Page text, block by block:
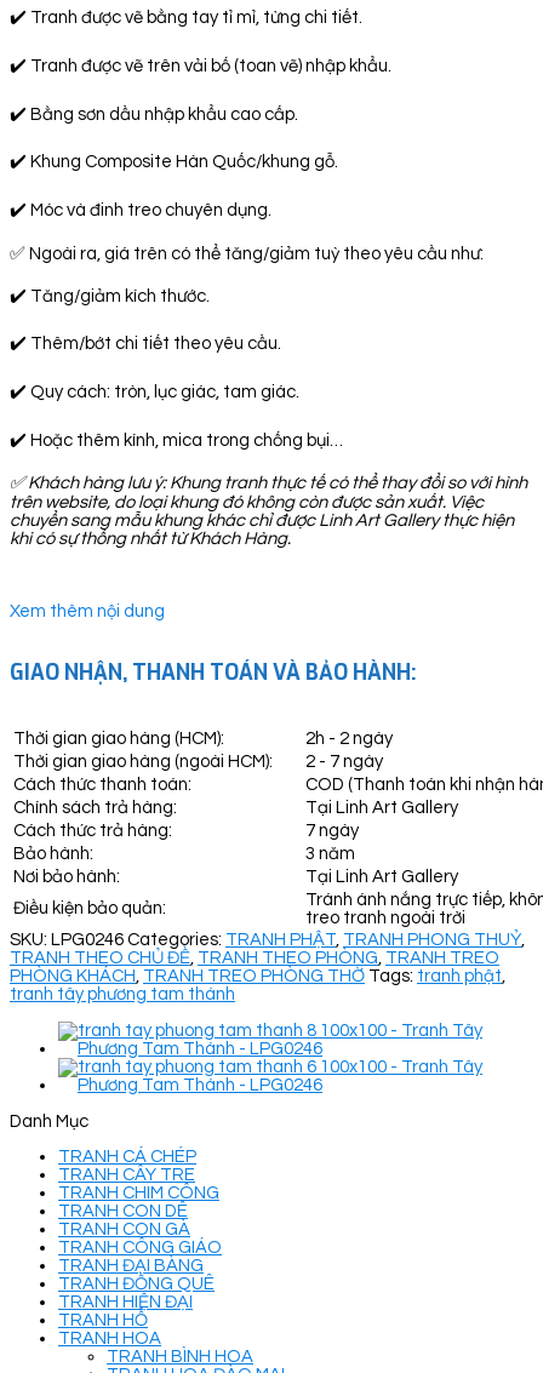
✔️ Tranh được vẽ bằng tay tỉ mỉ, từng chi tiết.
✔️ Tranh được vẽ trên vải bố (toan vẽ) nhập khẩu.
✔️ Bằng sơn dầu nhập khẩu cao cấp.
✔️ Khung Composite Hàn Quốc/khung gỗ.
✔️ Móc và đinh treo chuyên dụng.
✅ Ngoài ra, giá trên có thể tăng/giảm tuỳ theo yêu cầu như:
✔️ Tăng/giảm kích thước.
✔️ Thêm/bớt chi tiết theo yêu cầu.
✔️ Quy cách: tròn, lục giác, tam giác.
✔️ Hoặc thêm kính, mica trong chống bụi…
✅Khách hàng lưu ý: Khung tranh thực tế có thể thay đổi so với hình
trên website, do loại khung đó không còn được sản xuất. Việc
chuyển sang mẫu khung khác chỉ được Linh Art Gallery thực hiện
khi có sự thống nhất từ Khách Hàng.
Xem thêm nội dung
GIAO NHẬN, THANH TOÁN VÀ BẢO HÀNH:
Thời gian giao hàng (HCM):
2h - 2 ngày
Thời gian giao hàng (ngoài HCM):
2 - 7 ngày
Cách thức thanh toán:
COD (Thanh toán khi nhận
Chính sách trả hàng:
Tại Linh Art Gallery
Cách thức trả hàng:
7 ngày
Bảo hành:
3 năm
Nơi bảo hành:
Tại Linh Art Gallery
Điều kiện bảo quản:
Tránh ánh nắng trực tiếp,
treo tranh ngoài trời
SKU: LPG0246 Categories: TRANH PHẬT, TRANH PHONG THUỶ,
TRANH THEO CHỦ ĐỀ, TRANH THEO PHÒNG, TRANH TREO
PHÒNG KHÁCH, TRANH TREO PHÒNG THỜ Tags: tranh phật,
tranh tây phương tam thánh
Danh Mục
TRANH CÁ CHÉP
TRANH CÂY TRE
TRANH CHIM CÔNG
TRANH CON DÊ
TRANH CON GÀ
TRANH CÔNG GIÁO
TRANH ĐẠI BÀNG
TRANH ĐỒNG QUÊ
TRANH HIỆN ĐẠI
TRANH HỔ
TRANH HOA
TRANH BÌNH HOA